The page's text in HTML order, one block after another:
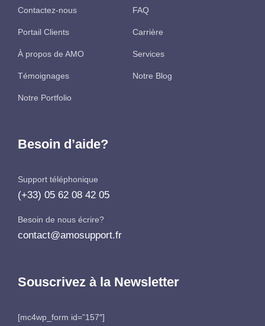
Contactez-nous FAQ
Portail Clients Carrière
À propos de AMO Services
Témoignages Notre Blog
Notre Portfolio
Besoin d’aide?
Support téléphonique
(+33) 05 62 08 42 05
Besoin de nous écrire?
contact@amosupport.fr
Souscrivez à la Newsletter
[mc4wp_form id=”157″]